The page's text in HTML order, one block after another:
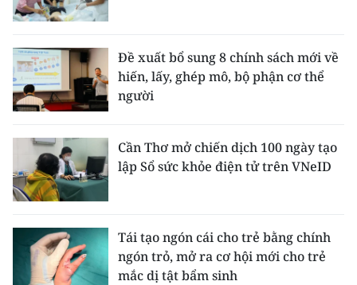
Đề xuất bổ sung 8 chính sách mới về
hiến, lấy, ghép mô, bộ phận cơ thể
người
Cần Thơ mở chiến dịch 100 ngày tạo
lập Sổ sức khỏe điện tử trên VNeID
Tái tạo ngón cái cho trẻ bằng chính
ngón trỏ, mở ra cơ hội mới cho trẻ
mắc dị tật bẩm sinh